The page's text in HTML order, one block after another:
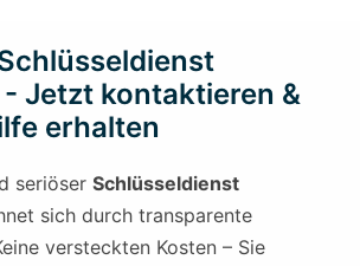
Jetzt kontaktieren &
erhalten
seriöser Schlüsseldienst
sich durch transparente
versteckten Kosten – Sie